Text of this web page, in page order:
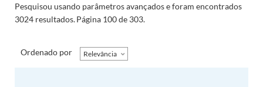
Pesquisou usando parâmetros avançados e foram encontrados
3024 resultados.Página 100 de 303.
Ordenado por Relevância